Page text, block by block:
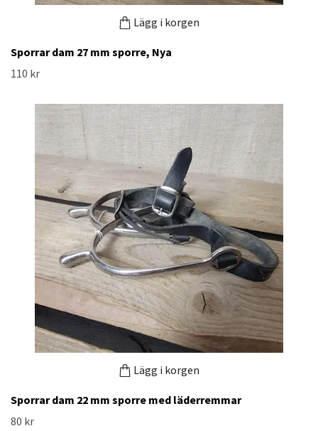
Lägg i korgen
Sporrar dam 27 mm sporre, Nya
110 kr
Lägg i korgen
Sporrar dam 22 mm sporre med läderremmar
80 kr